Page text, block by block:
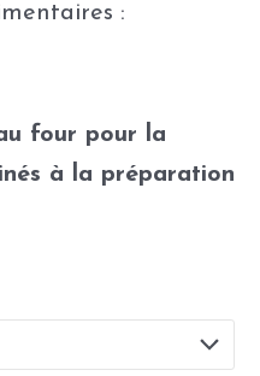
:
four pour la
à la préparation